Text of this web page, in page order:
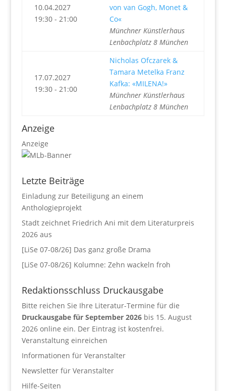
10.04.2027
19:30 - 21:00
von van Gogh, Monet &
Co«
Münchner Künstlerhaus
Lenbachplatz 8 München
17.07.2027
19:30 - 21:00
Nicholas Ofczarek &
Tamara Metelka Franz
Kafka: «MILENA!»
Münchner Künstlerhaus
Lenbachplatz 8 München
Anzeige
Anzeige
Letzte Beiträge
Einladung zur Beteiligung an einem
Anthologieprojekt
Stadt zeichnet Friedrich Ani mit dem Literaturpreis
2026 aus
[LiSe 07-08/26] Das ganz große Drama
[LiSe 07-08/26] Kolumne: Zehn wackeln froh
Redaktionsschluss Druckausgabe
Bitte reichen Sie Ihre Literatur-Termine für die
Druckausgabe für September 2026bis 15. August
2026 online ein. Der Eintrag ist kostenfrei.
Veranstaltung einreichen
Informationen für Veranstalter
Newsletter für Veranstalter
Hilfe-Seiten